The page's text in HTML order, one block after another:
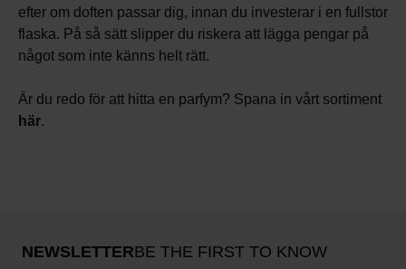
efter om doften passar dig, innan du investerar i en fullstor
flaska. På så sätt slipper du riskera att lägga pengar på
något som inte känns helt rätt.
Är du redo för att hitta en parfym? Spana in vårt sortiment
här.
NEWSLETTERBE THE FIRST TO KNOW